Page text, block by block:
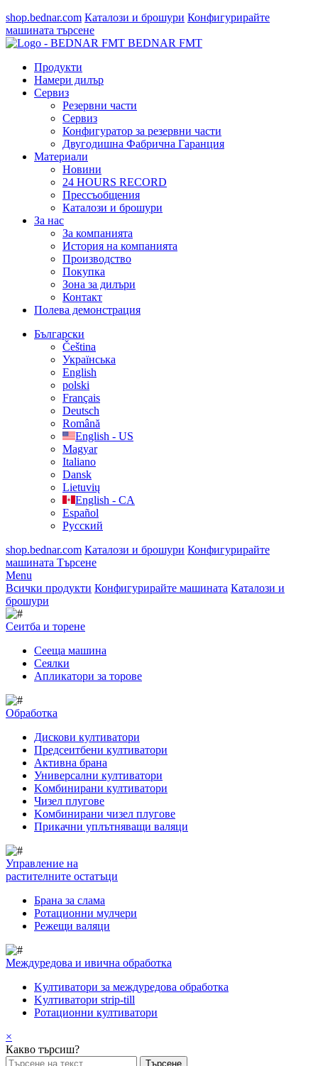
shop.bednar.com Каталози и брошури Конфигурирайте
машината търсене
BEDNAR FMT
Продукти
Намери дилър
Сервиз
Резервни части
Сервиз
Конфигуратор за резервни части
Двугодишна Фабрична Гаранция
Материали
Новини
24 HOURS RECORD
Прессъобщения
Каталози и брошури
За нас
За компанията
История на компанията
Производство
Покупка
Зона за дилъри
Контакт
Полева демонстрация
Български
Čeština
Українська
English
polski
Français
Deutsch
Română
English - US
Magyar
Italiano
Dansk
Lietuvių
English - CA
Español
Русский
shop.bednar.com Каталози и брошури Конфигурирайте
машината Търсене
Menu
Всички продукти Конфигурирайте машината Каталози и
брошури
Сеитба и торене
Cееща машина
Cеялки
Апликатори за торове
Обработка
Дискови култиватори
Предсеитбени култиватори
Активна брана
Универсални култиватори
Kомбинирани култиватори
Чизел плугове
Kомбинирани чизел плугове
Прикачни уплътняващи валяци
Управление на
растителните остатъци
Брана за слама
Pотационни мулчери
Режещи валяци
Междуредова и ивична обработка
Kултиватори за междуредова обработка
Kултиватори strip-till
Ротационни култиватори
×
Какво търсиш?